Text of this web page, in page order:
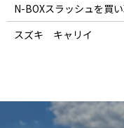
N-BOXスラッシュを買
スズキ キャリイ